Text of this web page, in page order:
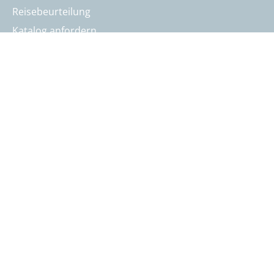
Reisebeurteilung
Katalog anfordern